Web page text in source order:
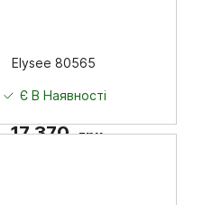
Elysee 80565
Є В Наявності
17 370 грн